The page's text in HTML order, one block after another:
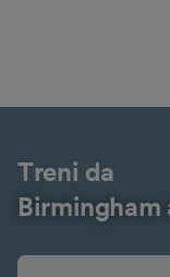
Treni da